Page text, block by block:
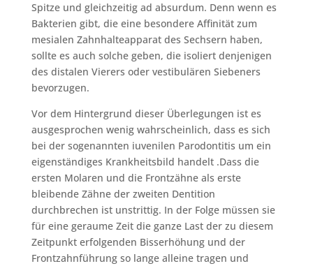
Spitze und gleichzeitig ad absurdum. Denn wenn es
Bakterien gibt, die eine besondere Affinität zum
mesialen Zahnhalteapparat des Sechsern haben,
sollte es auch solche geben, die isoliert denjenigen
des distalen Vierers oder vestibulären Siebeners
bevorzugen.
Vor dem Hintergrund dieser Überlegungen ist es
ausgesprochen wenig wahrscheinlich, dass es sich
bei der sogenannten iuvenilen Parodontitis um ein
eigenständiges Krankheitsbild handelt .Dass die
ersten Molaren und die Frontzähne als erste
bleibende Zähne der zweiten Dentition
durchbrechen ist unstrittig. In der Folge müssen sie
für eine geraume Zeit die ganze Last der zu diesem
Zeitpunkt erfolgenden Bisserhöhung und der
Frontzahnführung so lange alleine tragen und